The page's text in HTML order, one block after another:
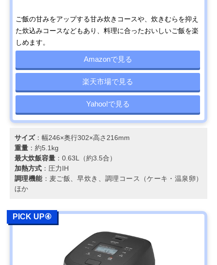
ご飯の甘みをアップする甘み炊きコースや、炊きむらを抑え
た炊込みコースなどもあり、料理に合ったおいしいご飯を楽
しめます。
Amazonで見る
楽天市場で見る
Yahoo!で見る
サイズ：幅246×奥行302×高さ216mm
重量 ：約5.1kg
最大炊飯容量 ：0.63L（約3.5合）
加熱方式 ：圧力IH
調理機能：麦ご飯、早炊き、調理コース（ケーキ・温泉卵）
ほか
PICK UP④